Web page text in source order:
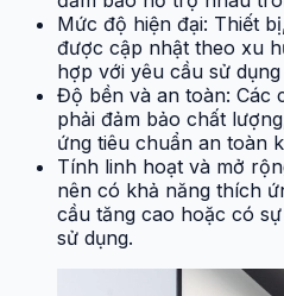
Mức độ hiện đại: Thiết
được cập nhật theo xu
hợp với yêu cầu sử
Độ bền và an toàn: Các
phải đảm bảo chất
ứng tiêu chuẩn an toàn
Tính linh hoạt và mở
nên có khả năng thích
cầu tăng cao hoặc có
sử dụng.